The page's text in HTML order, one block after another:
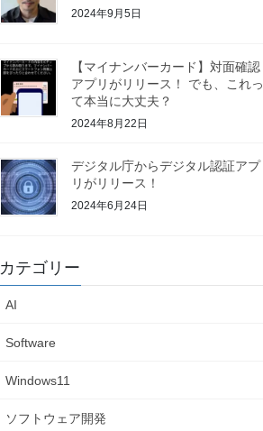
2024年9月5日
【マイナンバーカード】対面確認
アプリがリリース！ でも、これっ
て本当に大丈夫？
2024年8月22日
デジタル庁からデジタル認証アプ
リがリリース！
2024年6月24日
カテゴリー
AI
Software
Windows11
ソフトウェア開発